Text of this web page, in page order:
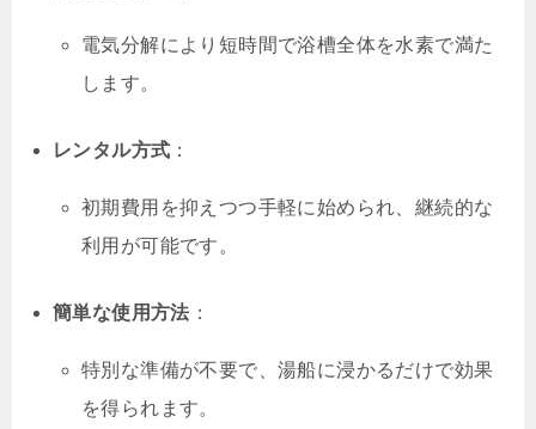
電気分解により短時間で浴槽全体を水素で満た
します。
レンタル方式 ：
初期費用を抑えつつ手軽に始められ、継続的な
利用が可能です。
簡単な使用方法 ：
特別な準備が不要で、湯船に浸かるだけで効果
を得られます。